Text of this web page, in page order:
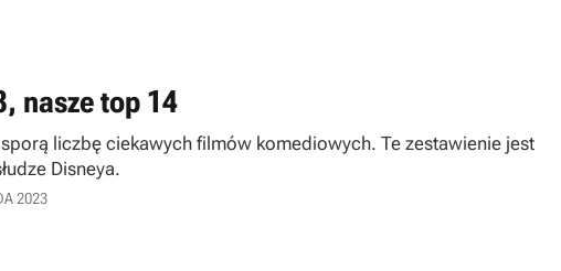
nasze top 14
liczbę ciekawych filmów komediowych. Te zestawienie jest
Disneya.
2023